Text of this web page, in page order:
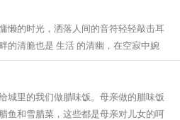
懒的时光，洒落人间的音符轻轻敲击耳
清脆也是 生活 的清幽，在空寂中婉
，那...
城里的我们做腊味饭。母亲做的腊味饭
鱼和雪腊菜，这些都是母亲对儿女的呵